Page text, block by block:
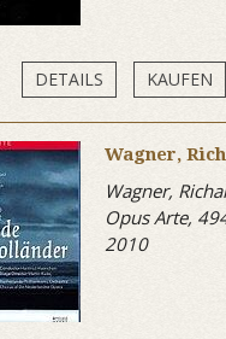
DETAILS KAUFEN
Wagner,
Wagner,
Opus Arte,
2010